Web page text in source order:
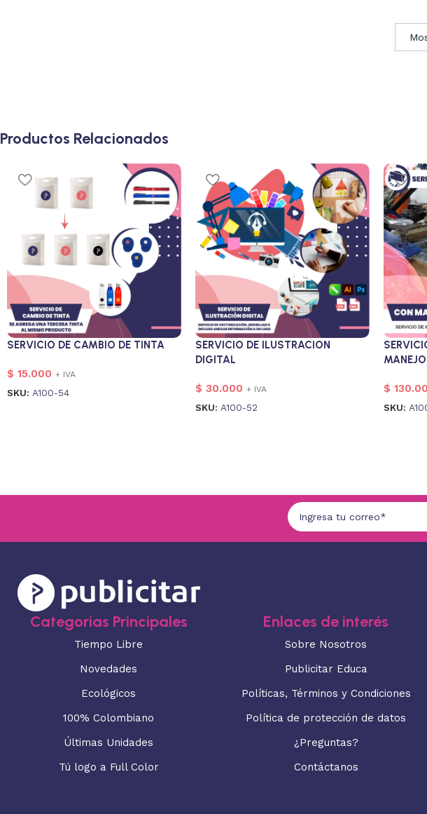
Productos Relacionados
SERVICIO DE CAMBIO DE TINTA
$ 15.000 + IVA
SKU: A100-54
SERVICIO DE ILUSTRACION
DIGITAL
$ 30.000 + IVA
SKU: A100-52
MANEJO
$
SKU:
Categorias Principales
Tiempo Libre
Novedades
Ecológicos
100% Colombiano
Últimas Unidades
Tú logo a Full Color
Enlaces de interés
Sobre Nosotros
Publicitar Educa
Políticas, Términos y Condiciones
Política de protección de datos
¿Preguntas?
Contáctanos